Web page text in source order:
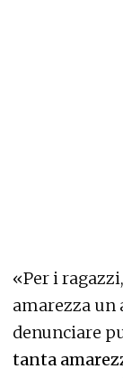
«Per i
amarezza un
denunciare
tanta